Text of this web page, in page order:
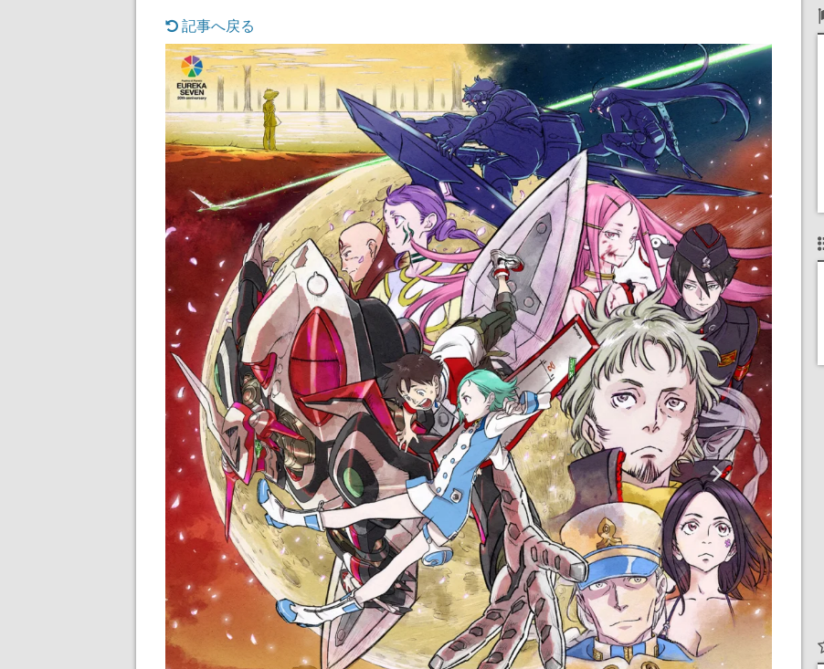
記事へ戻る